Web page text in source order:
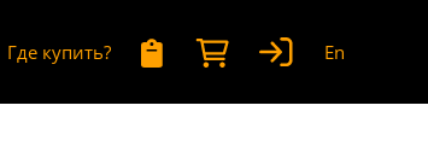
Где купить? En